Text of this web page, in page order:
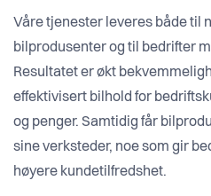
Våre tjenester leveres både til
bilprodusenter og til bedrifter
Resultatet er økt
effektivisert bilhold for
og penger. Samtidig får
sine verksteder, noe som gir
høyere kundetilfredshet.